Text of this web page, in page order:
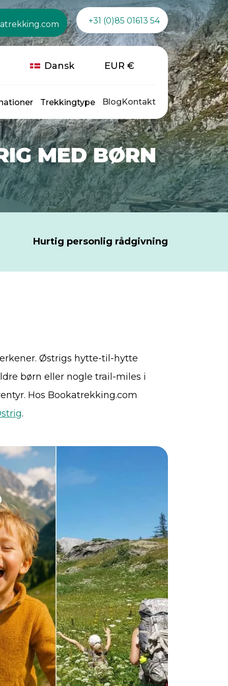
+31 (0)85 01613 54
Dansk EUR €
Trekkingtype BlogKontakt
MED BØRN
Hurtig personlig rådgivning
Østrigs hytte-til-hytte
børn eller nogle trail-miles i
Hos Bookatrekking.com
.